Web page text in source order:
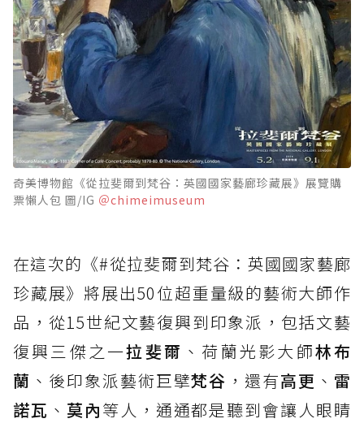
奇美博物館《從拉斐爾到梵谷：英國國家藝廊珍藏展》展覽購
票懶人包 圖/IG ＠chimeimuseum
在這次的《#從拉斐爾到梵谷：英國國家藝廊
珍藏展》將展出50位超重量級的藝術大師作
品，從15世紀文藝復興到印象派，包括文藝
復興三傑之一拉斐爾 、荷蘭光影大師林布
蘭 、後印象派藝術巨擘梵谷 ，還有高更 、 雷
諾瓦 、 莫內等人，通通都是聽到會讓人眼睛